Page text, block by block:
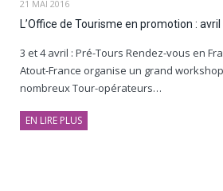
21 MAI 2016
L’Office de Tourisme en promotion : avril
3 et 4 avril : Pré-Tours Rendez-vous en
Atout-France organise un grand
nombreux Tour-opérateurs…
EN LIRE PLUS